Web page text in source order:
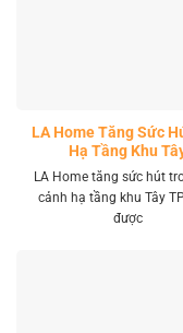
LA Home Tăng Sức
Hạ Tầng Khu
LA Home tăng sức hút
cảnh hạ tầng khu Tây
được